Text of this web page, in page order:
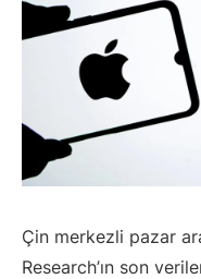
Çin merkezli pazar
Research’ın son